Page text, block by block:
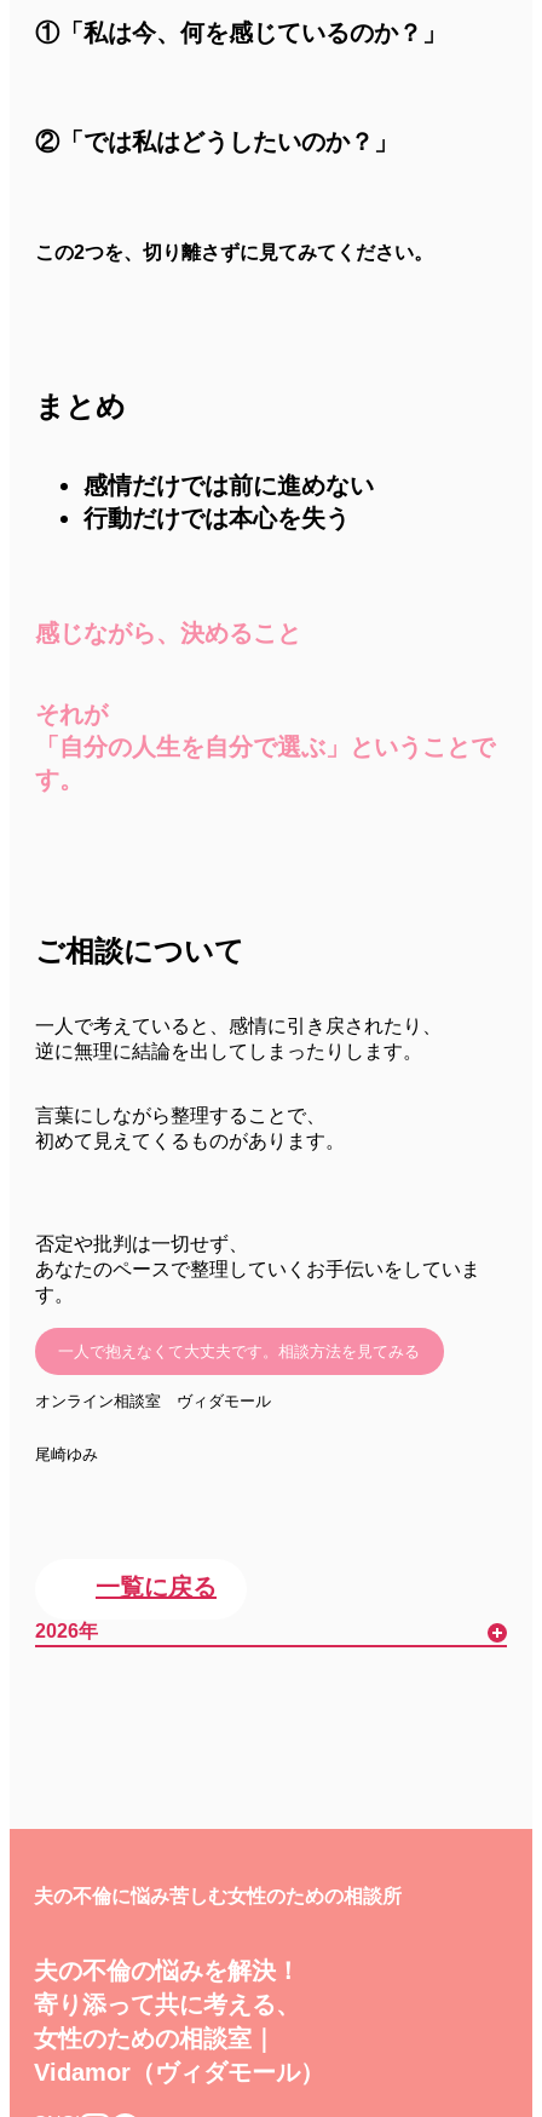
①「私は今、何を感じているのか？」
②「では私はどうしたいのか？」
この2つを、切り離さずに見てみてください。
まとめ
感情だけでは前に進めない
行動だけでは本心を失う
感じながら、決めること
それが
「自分の人生を自分で選ぶ」ということで
す。
ご相談について
一人で考えていると、感情に引き戻されたり、
逆に無理に結論を出してしまったりします。
言葉にしながら整理することで、
初めて見えてくるものがあります。
否定や批判は一切せず、
あなたのペースで整理していくお手伝いをしていま
す。
一人で抱えなくて大丈夫です。相談方法を見てみる
オンライン相談室 ヴィダモール
尾崎ゆみ
一覧に戻る
2026年
夫の不倫に悩み苦しむ女性のための相談所
夫の不倫の悩みを解決！
寄り添って共に考える、
女性のための相談室｜
Vidamor（ヴィダモール）